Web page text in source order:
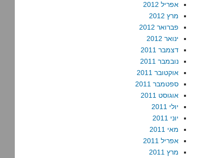
אפריל 2012
מרץ 2012
פברואר 2012
ינואר 2012
דצמבר 2011
נובמבר 2011
אוקטובר 2011
ספטמבר 2011
אוגוסט 2011
יולי 2011
יוני 2011
מאי 2011
אפריל 2011
מרץ 2011